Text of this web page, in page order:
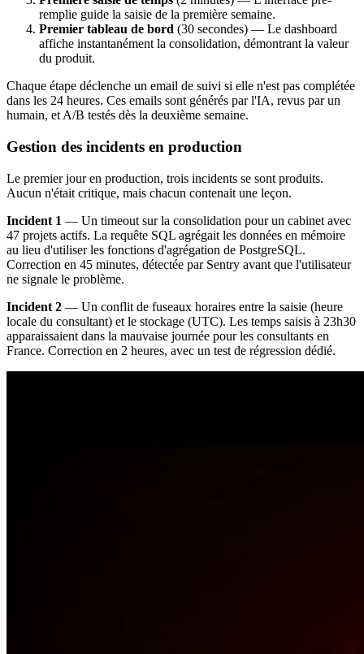
remplie guide la saisie de la première semaine.
Premier tableau de bord (30 secondes) — Le dashboard
affiche instantanément la consolidation, démontrant la valeur
du produit.
Chaque étape déclenche un email de suivi si elle n'est pas complétée
dans les 24 heures. Ces emails sont générés par l'IA, revus par un
humain, et A/B testés dès la deuxième semaine.
Gestion des incidents en production
Le premier jour en production, trois incidents se sont produits.
Aucun n'était critique, mais chacun contenait une leçon.
Incident 1 — Un timeout sur la consolidation pour un cabinet avec
47 projets actifs. La requête SQL agrégait les données en mémoire
au lieu d'utiliser les fonctions d'agrégation de PostgreSQL.
Correction en 45 minutes, détectée par Sentry avant que l'utilisateur
ne signale le problème.
Incident 2 — Un conflit de fuseaux horaires entre la saisie (heure
locale du consultant) et le stockage (UTC). Les temps saisis à 23h30
apparaissaient dans la mauvaise journée pour les consultants en
France. Correction en 2 heures, avec un test de régression dédié.